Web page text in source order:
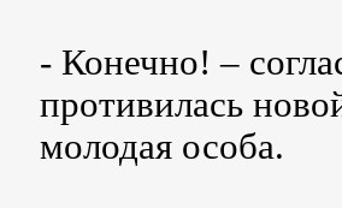
- Конечно! –
противилась
молодая особа.